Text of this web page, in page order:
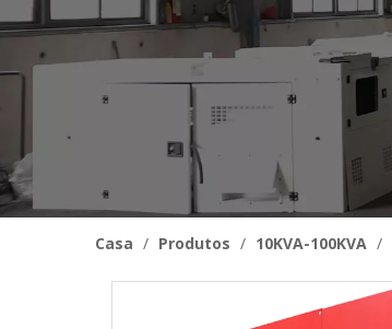
Casa / Produtos / 10KVA-100KVA /